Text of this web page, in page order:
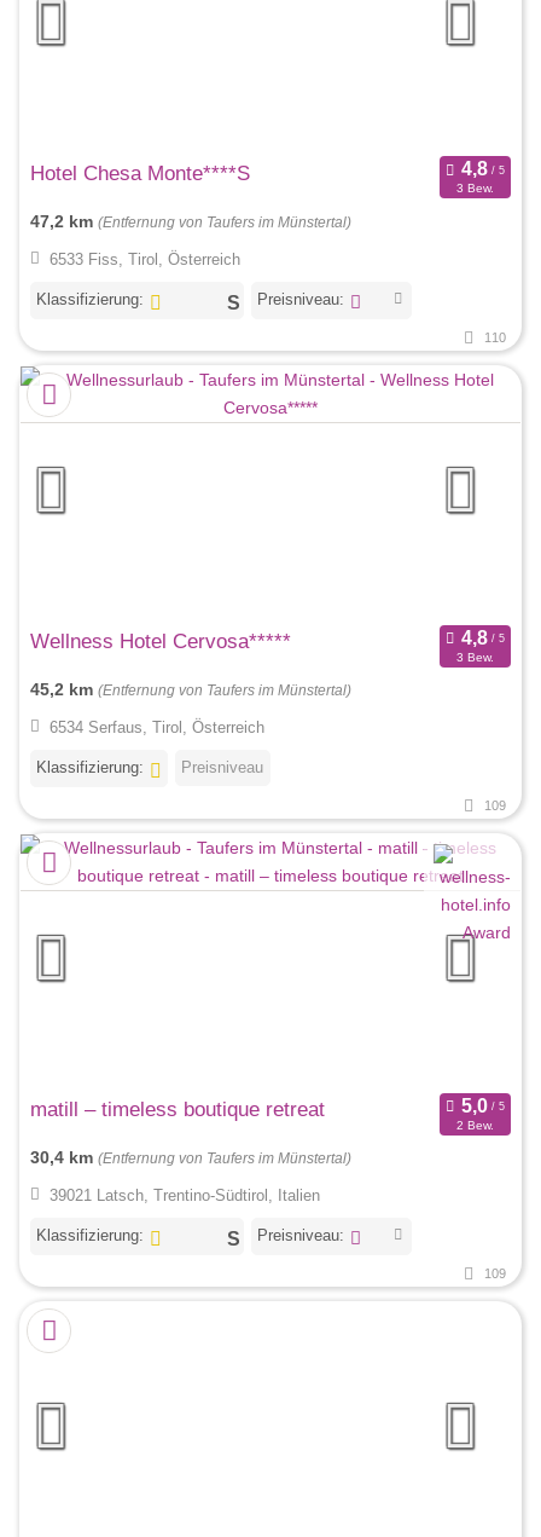
Hotel Chesa Monte****S
3 Bew.
47,2 km (Entfernung von Taufers im Münstertal)
6533 Fiss, Tirol, Österreich
Klassifizierung: Preisniveau:
110
Wellness Hotel Cervosa*****
3 Bew.
45,2 km (Entfernung von Taufers im Münstertal)
6534 Serfaus, Tirol, Österreich
Klassifizierung: Preisniveau
109
matill – timeless boutique retreat
2 Bew.
30,4 km (Entfernung von Taufers im Münstertal)
39021 Latsch, Trentino-Südtirol, Italien
Klassifizierung: Preisniveau:
109